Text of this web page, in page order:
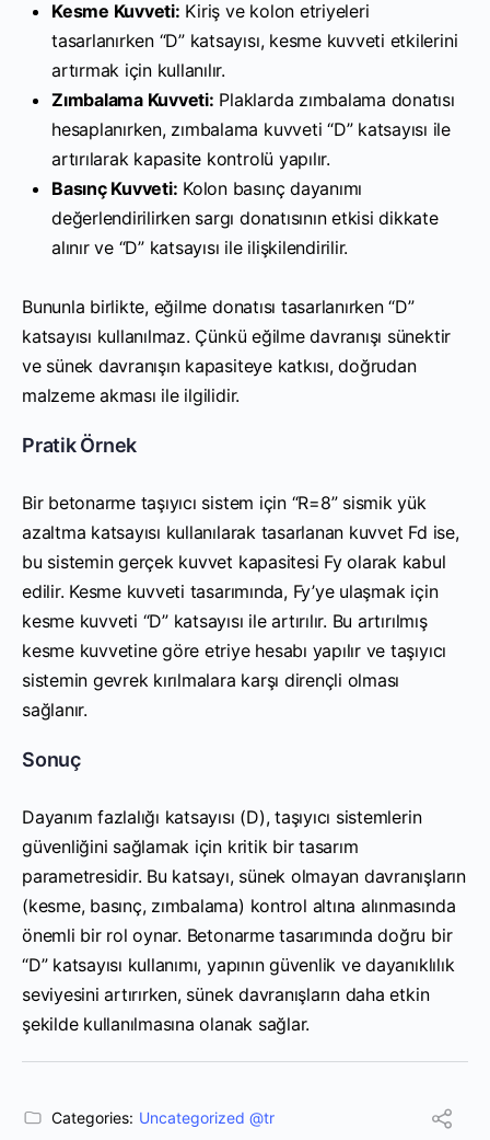
Kesme Kuvveti: Kiriş ve kolon etriyeleri
tasarlanırken “D” katsayısı, kesme kuvveti etkilerini
artırmak için kullanılır.
Zımbalama Kuvveti: Plaklarda zımbalama donatısı
hesaplanırken, zımbalama kuvveti “D” katsayısı ile
artırılarak kapasite kontrolü yapılır.
Basınç Kuvveti: Kolon basınç dayanımı
değerlendirilirken sargı donatısının etkisi dikkate
alınır ve “D” katsayısı ile ilişkilendirilir.
Bununla birlikte, eğilme donatısı tasarlanırken “D”
katsayısı kullanılmaz. Çünkü eğilme davranışı sünektir
ve sünek davranışın kapasiteye katkısı, doğrudan
malzeme akması ile ilgilidir.
Pratik Örnek
Bir betonarme taşıyıcı sistem için “R=8” sismik yük
azaltma katsayısı kullanılarak tasarlanan kuvvet Fd ise,
bu sistemin gerçek kuvvet kapasitesi Fy olarak kabul
edilir. Kesme kuvveti tasarımında, Fy’ye ulaşmak için
kesme kuvveti “D” katsayısı ile artırılır. Bu artırılmış
kesme kuvvetine göre etriye hesabı yapılır ve taşıyıcı
sistemin gevrek kırılmalara karşı dirençli olması
sağlanır.
Sonuç
Dayanım fazlalığı katsayısı (D), taşıyıcı sistemlerin
güvenliğini sağlamak için kritik bir tasarım
parametresidir. Bu katsayı, sünek olmayan davranışların
(kesme, basınç, zımbalama) kontrol altına alınmasında
önemli bir rol oynar. Betonarme tasarımında doğru bir
“D” katsayısı kullanımı, yapının güvenlik ve dayanıklılık
seviyesini artırırken, sünek davranışların daha etkin
şekilde kullanılmasına olanak sağlar.
Categories: Uncategorized @tr